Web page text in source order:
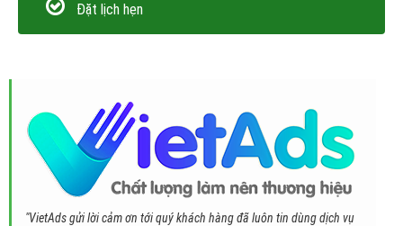
Đặt lịch hẹn
"VietAds gửi lời cảm ơn tới quý khách hàng đã luôn tin dùng dịch vụ